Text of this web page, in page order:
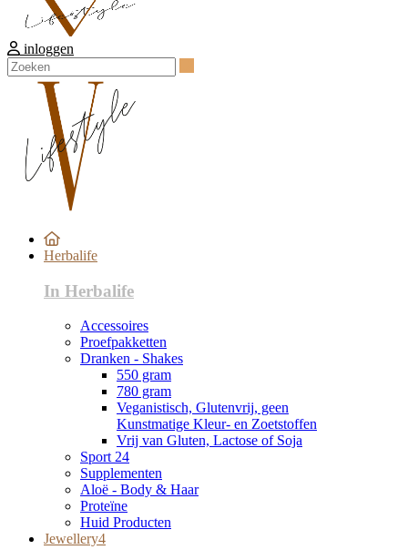
inloggen
Herbalife
In Herbalife
Accessoires
Proefpakketten
Dranken - Shakes
550 gram
780 gram
Veganistisch, Glutenvrij, geen
Kunstmatige Kleur- en Zoetstoffen
Vrij van Gluten, Lactose of Soja
Sport 24
Supplementen
Aloë - Body & Haar
Proteïne
Huid Producten
Jewellery4